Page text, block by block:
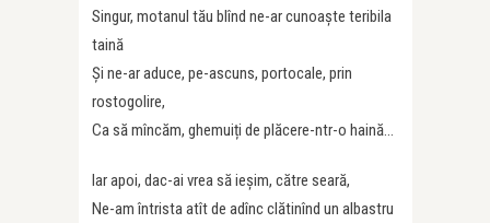
Singur, motanul tău blînd ne-ar cunoaște teribila
taină
Și ne-ar aduce, pe-ascuns, portocale, prin
rostogolire,
Ca să mîncăm, ghemuiți de plăcere-ntr-o haină…
Iar apoi, dac-ai vrea să ieșim, către seară,
Ne-am întrista atît de adînc clătinînd un albastru